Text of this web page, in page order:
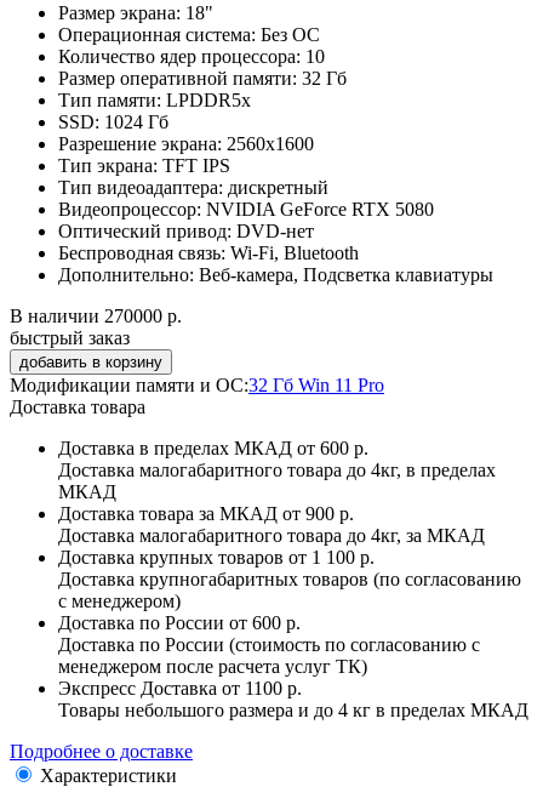
Размер экрана: 18"
Операционная система: Без ОС
Количество ядер процессора: 10
Размер оперативной памяти: 32 Гб
Тип памяти: LPDDR5x
SSD: 1024 Гб
Разрешение экрана: 2560x1600
Тип экрана: TFT IPS
Тип видеоадаптера: дискретный
Видеопроцессор: NVIDIA GeForce RTX 5080
Оптический привод: DVD-нет
Беспроводная связь: Wi-Fi, Bluetooth
Дополнительно: Веб-камера, Подсветка клавиатуры
В наличии 270000 р.
быстрый заказ
Модификации памяти и ОС:32 Гб Win 11 Pro
Доставка товара
Доставка в пределах МКАД от 600 р.
Доставка малогабаритного товара до 4кг, в пределах
МКАД
Доставка товара за МКАД от 900 р.
Доставка малогабаритного товара до 4кг, за МКАД
Доставка крупных товаров от 1 100 р.
Доставка крупногабаритных товаров (по согласованию
с менеджером)
Доставка по России от 600 р.
Доставка по России (стоимость по согласованию с
менеджером после расчета услуг ТК)
Экспресс Доставка от 1100 р.
Товары небольшого размера и до 4 кг в пределах МКАД
Подробнее о доставке
Характеристики